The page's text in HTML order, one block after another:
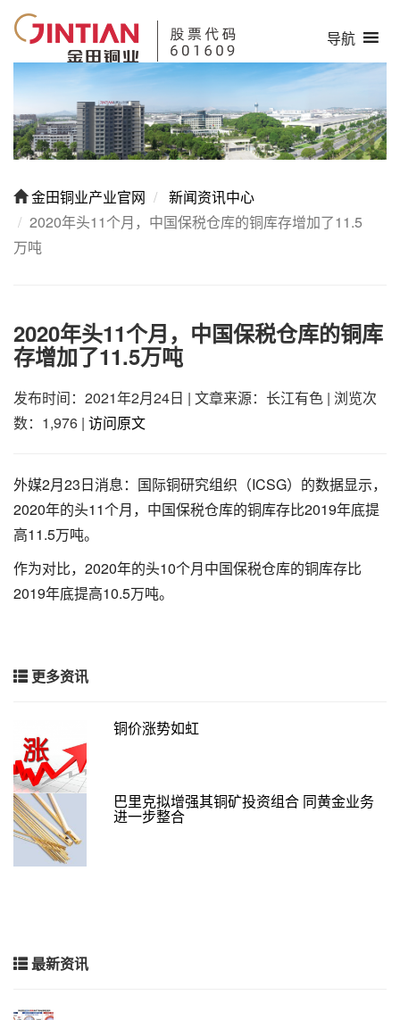
导航
金田铜业产业官网
新闻资讯中心
2020年头11个月，中国保税仓库的铜库存增加了11.5
万吨
2020年头11个月，中国保税仓库的铜库
存增加了11.5万吨
发布时间：2021年2月24日 | 文章来源：长江有色 | 浏览次
数：1,976 | 访问原文
外媒2月23日消息：国际铜研究组织（ICSG）的数据显示，
2020年的头11个月，中国保税仓库的铜库存比2019年底提
高11.5万吨。
作为对比，2020年的头10个月中国保税仓库的铜库存比
2019年底提高10.5万吨。
更多资讯
铜价涨势如虹
巴里克拟增强其铜矿投资组合 同黄金业务
进一步整合
最新资讯